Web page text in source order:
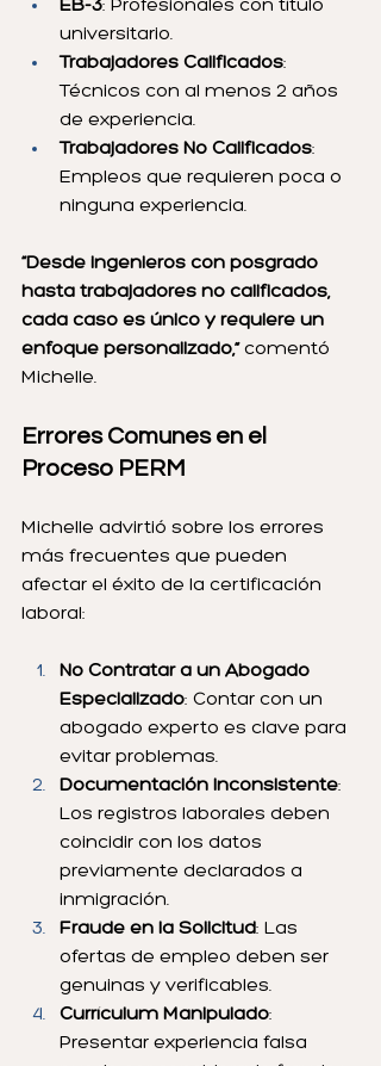
EB-3: Profesionales con título
universitario.
Trabajadores Calificados:
Técnicos con al menos 2 años
de experiencia.
Trabajadores No Calificados:
Empleos que requieren poca o
ninguna experiencia.
“Desde ingenieros con posgrado
hasta trabajadores no calificados,
cada caso es único y requiere un
enfoque personalizado,” comentó
Michelle.
Errores Comunes en el
Proceso PERM
Michelle advirtió sobre los errores
más frecuentes que pueden
afectar el éxito de la certificación
laboral:
No Contratar a un Abogado
Especializado: Contar con un
abogado experto es clave para
evitar problemas.
Documentación Inconsistente:
Los registros laborales deben
coincidir con los datos
previamente declarados a
inmigración.
Fraude en la Solicitud: Las
ofertas de empleo deben ser
genuinas y verificables.
Currículum Manipulado:
Presentar experiencia falsa